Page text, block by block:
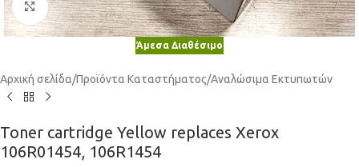
Κλικ για μεγέθυνση
Άμεσα Διαθέσιμο
Αρχική σελίδα/Προϊόντα Καταστήματος/Αναλώσιμα Εκτυπωτών
Toner cartridge Yellow replaces Xerox
106R01454, 106R1454